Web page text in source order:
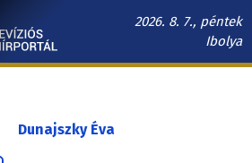
2026. 8. 7., péntek
Ibolya
Dunajszky Éva